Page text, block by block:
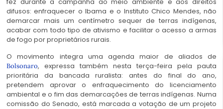
difusos: enfraquecer o Ibama e o Instituto Chico Mendes, não
demarcar mais um centímetro sequer de terras indígenas,
acabar com todo tipo de ativismo e facilitar o acesso a armas
de fogo por proprietários rurais.
O movimento integra uma agenda maior de aliados de
Bolsonaro, expressa também nesta terça-feira pela pauta
prioritária da bancada ruralista: antes do final do ano,
pretendem aprovar o enfraquecimento do licenciamento
ambiental e o fim das demarcações de terras indígenas. Numa
comissão do Senado, está marcada a votação de um projeto